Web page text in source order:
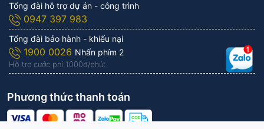
Tổng đài hỗ trợ dự án - công trình
0947 397 983
Tổng đài bảo hành - khiếu nại
1900 0026 Nhấn phím 2
Hỗ trợ cước phí 1.000đ/phút
Phương thức thanh toán